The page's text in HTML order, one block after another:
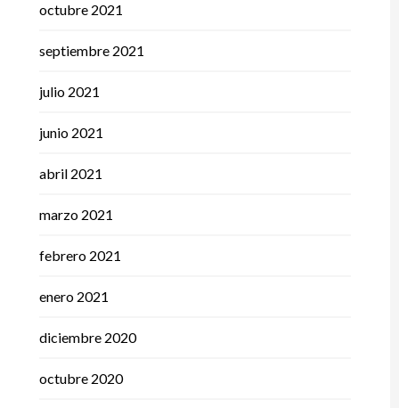
octubre 2021
septiembre 2021
julio 2021
junio 2021
abril 2021
marzo 2021
febrero 2021
enero 2021
diciembre 2020
octubre 2020